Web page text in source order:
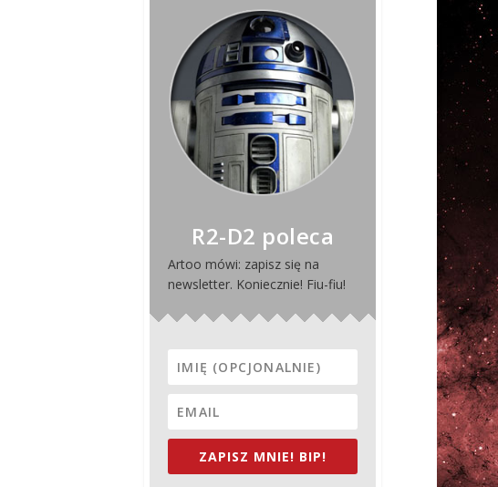
R2-D2 poleca
Artoo mówi: zapisz się na
newsletter. Koniecznie! Fiu-fiu!
ZAPISZ MNIE! BIP!